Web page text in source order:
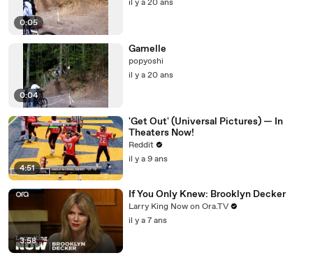
0:05
il y a 20 ans
0:04
Gamelle
popyoshi
il y a 20 ans
4:51
'Get Out' (Universal Pictures) — In
Theaters Now!
Reddit
il y a 9 ans
3:58
If You Only Knew: Brooklyn Decker
Larry King Now on Ora.TV
il y a 7 ans